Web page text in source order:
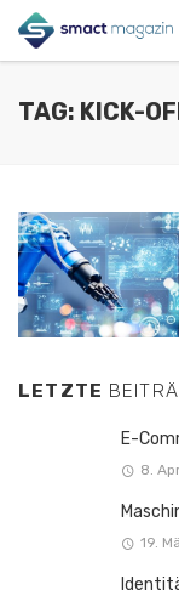
TAG: KICK-
LETZTE
E-
8.
19.